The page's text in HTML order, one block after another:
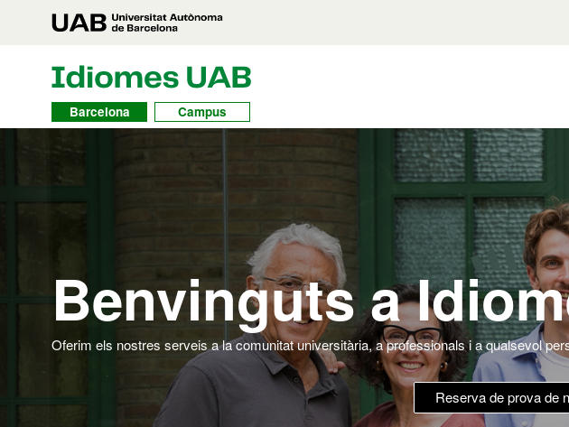
UAB Idiomes
Barcelona Campus
Toggle navbar
Benvinguts a
Oferim els nostres serveis a la comunitat universitària, a professionals i a qualsevol
Reserva de prova de